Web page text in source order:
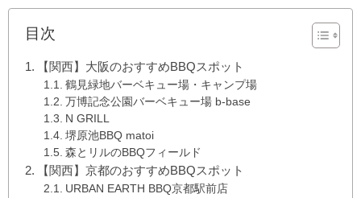
目次
【関西】大阪のおすすめBBQスポット
鶴見緑地バーベキュー場・キャンプ場
万博記念公園バーベキュー場 b-base
N GRILL
堺原池BBQ matoi
森とリルのBBQフィールド
【関西】京都のおすすめBBQスポット
URBAN EARTH BBQ京都駅前店